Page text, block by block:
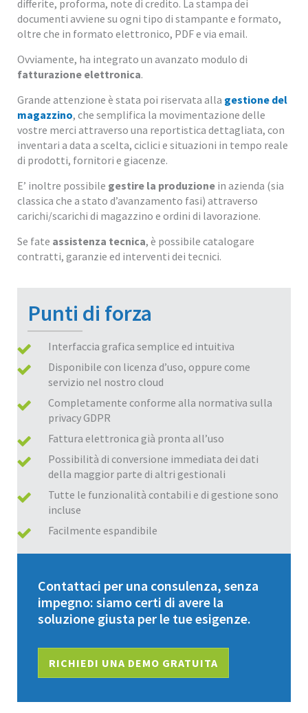
differite, proforma, note di credito. La stampa dei
documenti avviene su ogni tipo di stampante e formato,
oltre che in formato elettronico, PDF e via email.
Ovviamente, ha integrato un avanzato modulo di
fatturazione elettronica.
Grande attenzione è stata poi riservata alla gestione del
magazzino, che semplifica la movimentazione delle
vostre merci attraverso una reportistica dettagliata, con
inventari a data a scelta, ciclici e situazioni in tempo reale
di prodotti, fornitori e giacenze.
E’ inoltre possibile gestire la produzionein azienda (sia
classica che a stato d’avanzamento fasi) attraverso
carichi/scarichi di magazzino e ordini di lavorazione.
Se fate assistenza tecnica, è possibile catalogare
contratti, garanzie ed interventi dei tecnici.
Punti di forza
Interfaccia grafica semplice ed intuitiva
Disponibile con licenza d’uso, oppure come
servizio nel nostro cloud
Completamente conforme alla normativa sulla
privacy GDPR
Fattura elettronica già pronta all’uso
Possibilità di conversione immediata dei dati
della maggior parte di altri gestionali
Tutte le funzionalità contabili e di gestione sono
incluse
Facilmente espandibile
Contattaci per una consulenza, senza
impegno: siamo certi di avere la
soluzione giusta per le tue esigenze.
RICHIEDI UNA DEMO GRATUITA